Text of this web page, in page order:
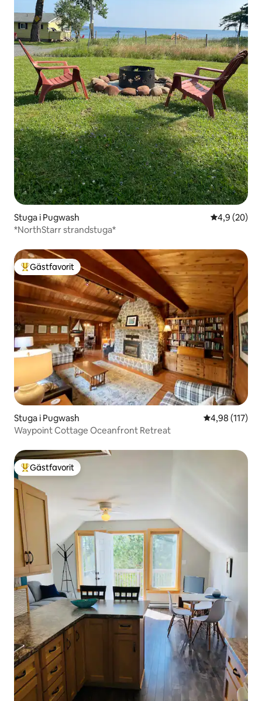
Stuga i Pugwash 4,9 av 5 i
4,9 (20)
*NorthStarr strandstuga*
Populär gästfavorit
Gästfavorit
Stuga i Pugwash 4,98 av 5 i
4,98 (117)
Waypoint Cottage Oceanfront Retreat
Populär gästfavorit
Gästfavorit